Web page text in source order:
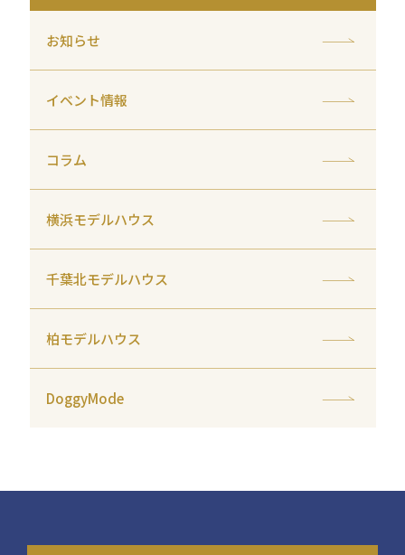
お知らせ
イベント情報
コラム
横浜モデルハウス
千葉北モデルハウス
柏モデルハウス
DoggyMode